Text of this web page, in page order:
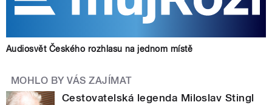
Audiosvět Českého rozhlasu na jednom místě
MOHLO BY VÁS ZAJÍMAT
Cestovatelská legenda Miloslav Stingl